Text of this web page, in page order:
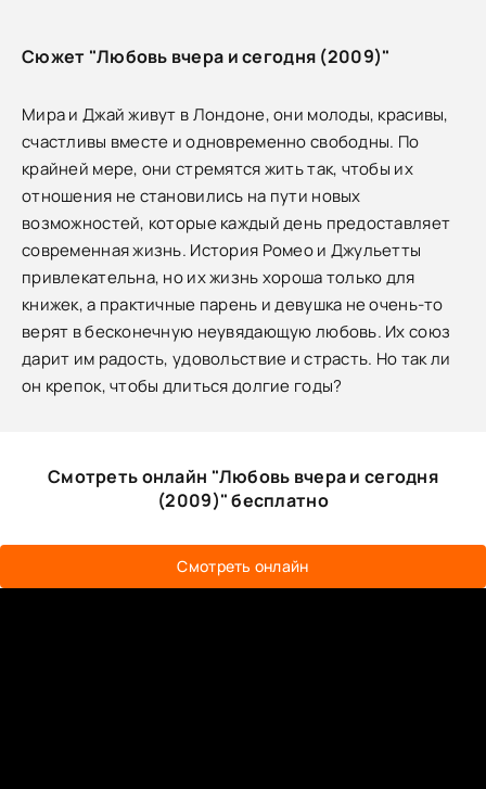
Сюжет "Любовь вчера и сегодня (2009)"
Мира и Джай живут в Лондоне, они молоды, красивы,
счастливы вместе и одновременно свободны. По
крайней мере, они стремятся жить так, чтобы их
отношения не становились на пути новых
возможностей, которые каждый день предоставляет
современная жизнь. История Ромео и Джульетты
привлекательна, но их жизнь хороша только для
книжек, а практичные парень и девушка не очень-то
верят в бесконечную неувядающую любовь. Их союз
дарит им радость, удовольствие и страсть. Но так ли
он крепок, чтобы длиться долгие годы?
Смотреть онлайн "Любовь вчера и сегодня
(2009)" бесплатно
Смотреть онлайн